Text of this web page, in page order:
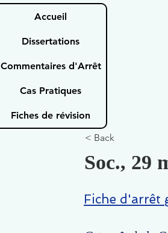
Accueil
Dissertations
Commentaires d'Arrêt
Cas Pratiques
Fiches de révision
< Back
Soc., 29
Fiche d'arrêt